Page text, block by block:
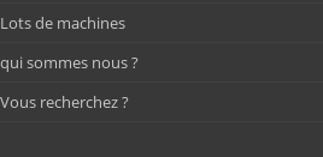
Lots de machines
qui sommes nous ?
Vous recherchez ?